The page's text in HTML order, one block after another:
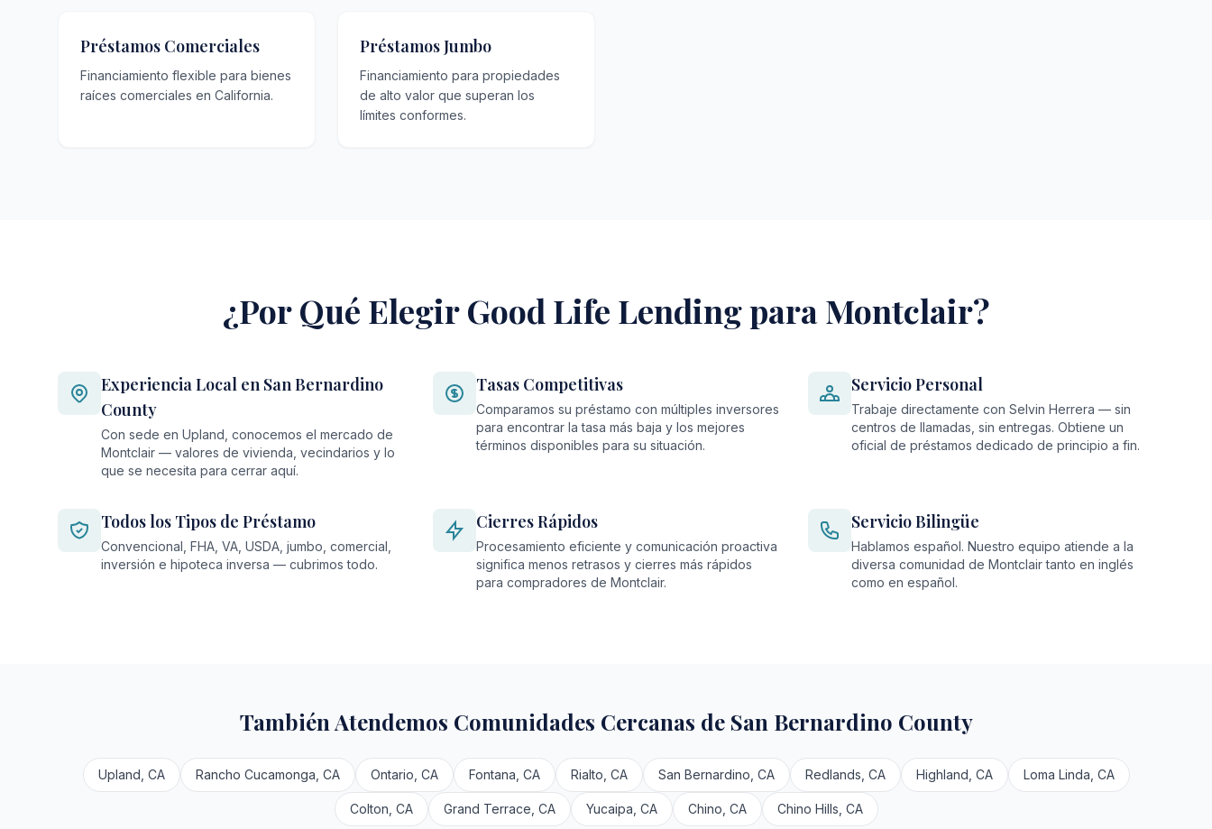
Préstamos Comerciales
Financiamiento flexible para bienes
raíces comerciales en California.
Préstamos Jumbo
Financiamiento para propiedades
de alto valor que superan los
límites conformes.
¿Por Qué Elegir Good Life Lending para Montclair?
Experiencia Local en San Bernardino
County
Con sede en Upland, conocemos el mercado de
Montclair — valores de vivienda, vecindarios y lo
que se necesita para cerrar aquí.
Tasas Competitivas
Comparamos su préstamo con múltiples inversores
para encontrar la tasa más baja y los mejores
términos disponibles para su situación.
Servicio Personal
Trabaje directamente con Selvin Herrera — sin
centros de llamadas, sin entregas. Obtiene un
oficial de préstamos dedicado de principio a fin.
Todos los Tipos de Préstamo
Convencional, FHA, VA, USDA, jumbo, comercial,
inversión e hipoteca inversa — cubrimos todo.
Cierres Rápidos
Procesamiento eficiente y comunicación proactiva
significa menos retrasos y cierres más rápidos
para compradores de Montclair.
Servicio Bilingüe
Hablamos español. Nuestro equipo atiende a la
diversa comunidad de Montclair tanto en inglés
como en español.
También Atendemos Comunidades Cercanas de San Bernardino County
Upland, CA Rancho Cucamonga, CA Ontario, CA Fontana, CA Rialto, CA San Bernardino, CA Redlands, CA Highland, CA Loma Linda, CA
Colton, CA Grand Terrace, CA Yucaipa, CA Chino, CA Chino Hills, CA